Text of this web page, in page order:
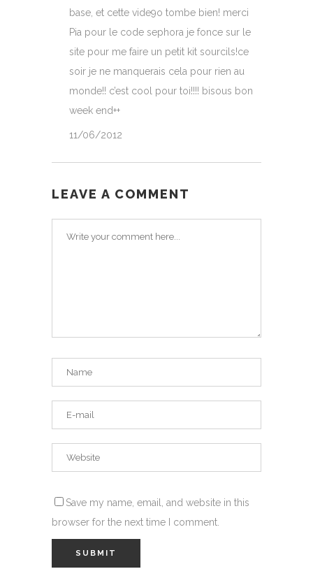
base, et cette vide9o tombe bien! merci
Pia pour le code sephora je fonce sur le
site pour me faire un petit kit sourcils!ce
soir je ne manquerais cela pour rien au
monde!! c’est cool pour toi!!!! bisous bon
week end++
11/06/2012
LEAVE A COMMENT
Save my name, email, and website in this
browser for the next time I comment.